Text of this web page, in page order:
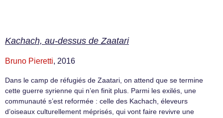
Kachach, au-dessus de Zaatari
Bruno Pieretti, 2016
Dans le camp de réfugiés de Zaatari, on attend que se termine
cette guerre syrienne qui n’en finit plus. Parmi les exilés, une
communauté s’est reformée : celle des Kachach, éleveurs
d’oiseaux culturellement méprisés, qui vont faire revivre une